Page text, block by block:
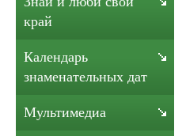
край
Календарь
знаменательных дат
Мультимедиа